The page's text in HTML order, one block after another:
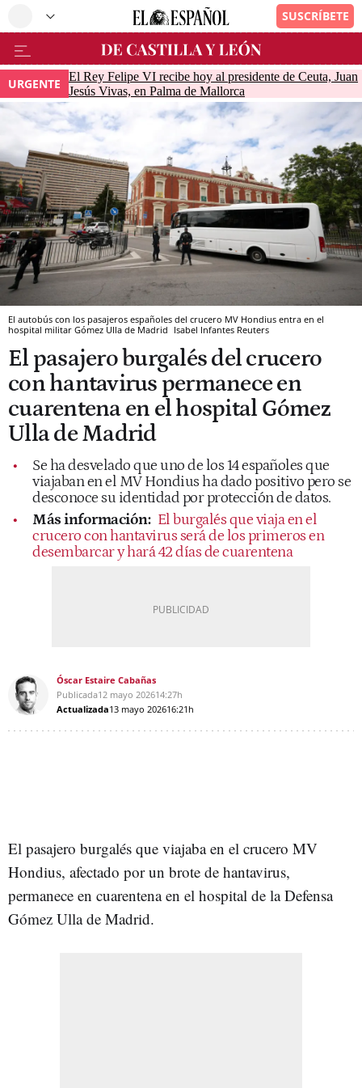
URGENTE
El Rey Felipe VI recibe hoy al presidente de Ceuta, Juan
Jesús Vivas, en Palma de Mallorca
El autobús con los pasajeros españoles del crucero MV Hondius entra en el
hospital militar Gómez Ulla de Madrid Isabel Infantes Reuters
El pasajero burgalés del crucero
con hantavirus permanece en
cuarentena en el hospital Gómez
Ulla de Madrid
Se ha desvelado que uno de los 14 españoles que
viajaban en el MV Hondius ha dado positivo pero se
desconoce su identidad por protección de datos.
Más información: El burgalés que viaja en el
crucero con hantavirus será de los primeros en
desembarcar y hará 42 días de cuarentena
Óscar Estaire Cabañas
Publicada12 mayo 202614:27h
Actualizada13 mayo 202616:21h
El pasajero burgalés que viajaba en el crucero MV
Hondius, afectado por un brote de hantavirus,
permanece en cuarentena en el hospital de la Defensa
Gómez Ulla de Madrid.